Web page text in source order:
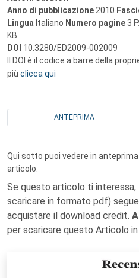
Anno di pubblicazione 2010
Lingua Italiano Numero pagine 3 P.
KB
DOI 10.3280/ED2009-002009
Il DOI è il codice a barre della
più clicca qui
ANTEPRIMA
Qui sotto puoi vedere in
articolo.
Se questo articolo ti interessa,
scaricare in formato pdf)
acquistare il download credit.
per scaricare questo Articolo